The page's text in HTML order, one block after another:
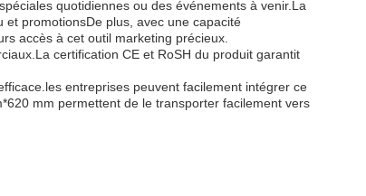
quotidiennes ou des événements à venir.La
promotionsDe plus, avec une capacité
accès à cet outil marketing précieux.
certification CE et RoSH du produit garantit
entreprises peuvent facilement intégrer ce
mm permettent de le transporter facilement vers